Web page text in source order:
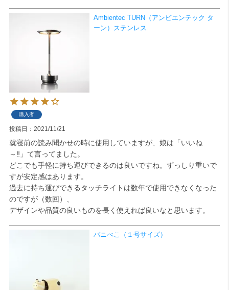
Ambientec TURN（アンビエンテック タ
ーン）ステンレス
購入者
投稿日 2021/11/21
就寝前の読み聞かせの時に使用していますが、娘は「いいね
～‼」て言ってました。
どこでも手軽に持ち運びできるのは良いですね。ずっしり重いで
すが安定感はあります。
過去に持ち運びできるタッチライトは数年で使用できなくなった
のですが（数回）、
デザインや品質の良いものを長く使えれば良いなと思います。
バニべこ（１号サイズ）